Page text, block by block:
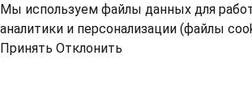
Мы используем файлы данных для
аналитики и персонализации (файлы
Принять Отклонить